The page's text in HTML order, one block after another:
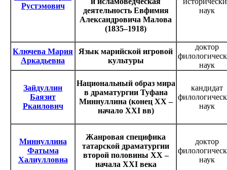
Рустэмович
деятельность Евфимия
Александровича Малова
(1835–1918)
наук
Ключева Мария
Аркадьевна
Язык марийской игровой
культуры
доктор
наук
Зайдуллин
Баязит
Ркаилович
Национальный образ мира
в драматургии Туфана
Миннуллина (конец ХХ –
начало XXI вв)
кандидат
наук
Миннуллина
Фатыма
Халиулловна
Жанровая специфика
татарской драматургии
второй половины ХХ –
начала ХХI века
доктор
наук